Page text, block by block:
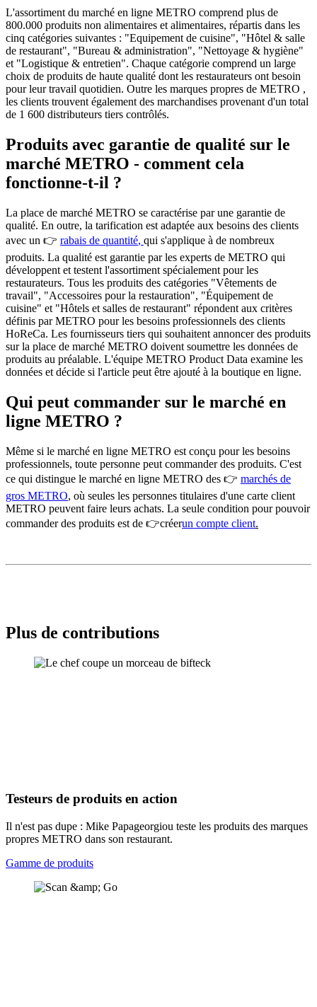
L'assortiment du marché en ligne METRO comprend plus de
800.000 produits non alimentaires et alimentaires, répartis dans les
cinq catégories suivantes : "Equipement de cuisine", "Hôtel & salle
de restaurant", "Bureau & administration", "Nettoyage & hygiène"
et "Logistique & entretien". Chaque catégorie comprend un large
choix de produits de haute qualité dont les restaurateurs ont besoin
pour leur travail quotidien. Outre les marques propres de METRO ,
les clients trouvent également des marchandises provenant d'un total
de 1 600 distributeurs tiers contrôlés.
Produits avec garantie de qualité sur le
marché METRO - comment cela
fonctionne-t-il ?
La place de marché METRO se caractérise par une garantie de
qualité. En outre, la tarification est adaptée aux besoins des clients
avec un 👉 rabais de quantité, qui s'applique à de nombreux
produits. La qualité est garantie par les experts de METRO qui
développent et testent l'assortiment spécialement pour les
restaurateurs. Tous les produits des catégories "Vêtements de
travail", "Accessoires pour la restauration", "Équipement de
cuisine" et "Hôtels et salles de restaurant" répondent aux critères
définis par METRO pour les besoins professionnels des clients
HoReCa. Les fournisseurs tiers qui souhaitent annoncer des produits
sur la place de marché METRO doivent soumettre les données de
produits au préalable. L'équipe METRO Product Data examine les
données et décide si l'article peut être ajouté à la boutique en ligne.
Qui peut commander sur le marché en
ligne METRO ?
Même si le marché en ligne METRO est conçu pour les besoins
professionnels, toute personne peut commander des produits. C'est
ce qui distingue le marché en ligne METRO des 👉 marchés de
gros METRO, où seules les personnes titulaires d'une carte client
METRO peuvent faire leurs achats. La seule condition pour pouvoir
commander des produits est de 👉créerun compte client.
Plus de contributions
Testeurs de produits en action
Il n'est pas dupe : Mike Papageorgiou teste les produits des marques
propres METRO dans son restaurant.
Gamme de produits